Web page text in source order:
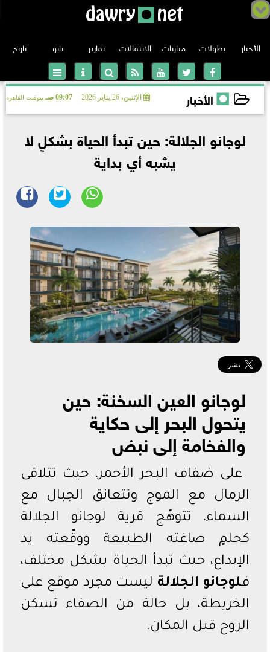
الأخبار بطولات
الدوري الانجليزي
الدوري الإسباني
الدوري الإيطالي
الدوري الفرنسي
الدوري الأوروبي
الدوري السعودي
الدوري المصري
دوري أبطال أفريقيا
مباريات الانتقالات تقارير بايو تاريخ
الأخبار الإثنين، 26 يناير 2026 09:07 صـ بتوقيت القاهرة
لوجانو الجلالة: حين تبدأ الحياة بشكلٍ لا
يشبه أي بداية
لوجانو العين السخنة: حين
يتحول البحر إلى حكاية
والفخامة إلى نبض
على ضفاف البحر الأحمر، حيث تتلاقى
الرمال مع الموج وتتعانق الجبال مع
السماء، تتوهّج قرية لوجانو الجلالة
كحلمٍ صاغته الطبيعة ووقّعته يد
الإبداع، حيث تبدأ الحياة بشكل مختلف،
فـلوجانو الجلالة ليست مجرد موقع على
الخريطة، بل حالة من الصفاء تسكن
الروح قبل المكان.